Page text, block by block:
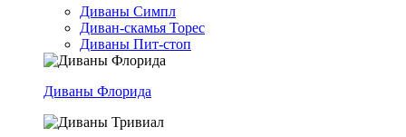
Диваны Симпл
Диван-скамья Торес
Диваны Пит-стоп
Диваны Флорида